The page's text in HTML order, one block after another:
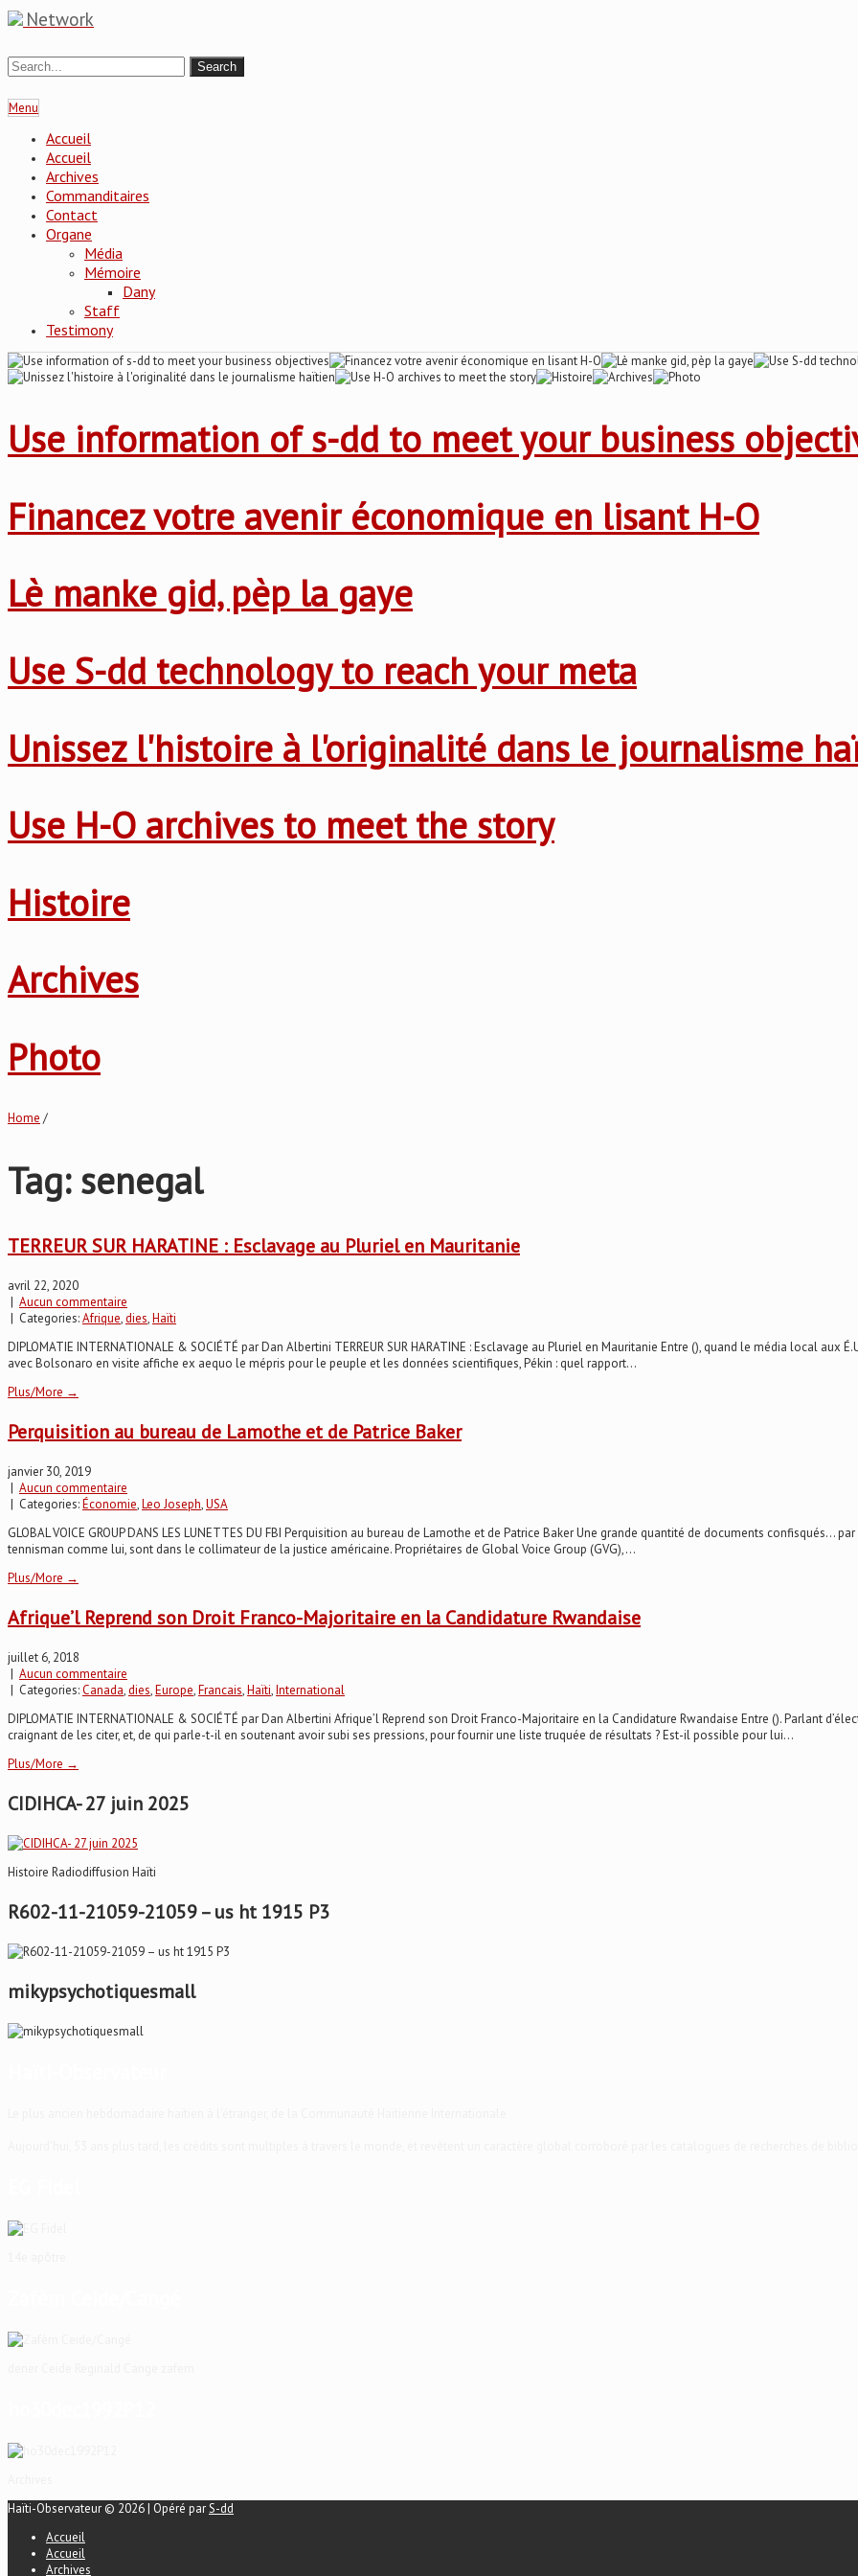
Network
Menu
Accueil
Accueil
Archives
Commanditaires
Contact
Organe
Média
Mémoire
Dany
Staff
Testimony
Use information of s-dd to meet your business
Financez votre avenir économique en lisant H-O
Lè manke gid, pèp la gaye
Use S-dd technology to reach your meta
Unissez l'histoire à l'originalité dans le journalisme
Use H-O archives to meet the story
Histoire
Archives
Photo
Home /
Tag: senegal
TERREUR SUR HARATINE : Esclavage au Pluriel en Mauritanie
avril 22, 2020
| Aucun commentaire
| Categories:Afrique,dies,Haïti
DIPLOMATIE INTERNATIONALE & SOCIÉTÉ par Dan Albertini TERREUR SUR HARATINE : Esclavage au Pluriel en Mauritanie Entre (), quand le média local
avec Bolsonaro en visite affiche ex aequo le mépris pour le peuple et les données scientifiques, Pékin : quel rapport...
Plus/More →
Perquisition au bureau de Lamothe et de Patrice Baker
janvier 30, 2019
| Aucun commentaire
| Categories:Économie,Leo Joseph,USA
GLOBAL VOICE GROUP DANS LES LUNETTES DU FBI Perquisition au bureau de Lamothe et de Patrice Baker Une grande quantité de documents confisqués...
tennisman comme lui, sont dans le collimateur de la justice américaine. Propriétaires de Global Voice Group (GVG),...
Plus/More →
Afrique’l Reprend son Droit Franco-Majoritaire en la Candidature Rwandaise
juillet 6, 2018
| Aucun commentaire
| Categories:Canada,dies,Europe,Francais,Haïti,International
DIPLOMATIE INTERNATIONALE & SOCIÉTÉ par Dan Albertini Afrique’l Reprend son Droit Franco-Majoritaire en la Candidature Rwandaise Entre (). Parlant
craignant de les citer, et, de qui parle-t-il en soutenant avoir subi ses pressions, pour fournir une liste truquée de résultats ? Est-il possible pour lui...
Plus/More →
CIDIHCA- 27 juin 2025
Histoire Radiodiffusion Haïti
R602-11-21059-21059 – us ht 1915 P3
mikypsychotiquesmall
Haïti-Observateur © 2026 | Opéré parS-dd
Accueil
Accueil
Archives